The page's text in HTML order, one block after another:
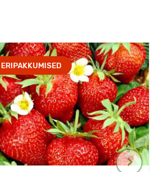
ERIPAKKUMISED